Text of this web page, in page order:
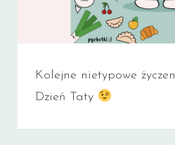
Kolejne nietypowe
Dzień Taty